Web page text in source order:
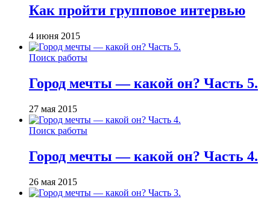
Как пройти групповое интервью
4 июня 2015
Поиск работы
Город мечты — какой он? Часть 5.
27 мая 2015
Поиск работы
Город мечты — какой он? Часть 4.
26 мая 2015